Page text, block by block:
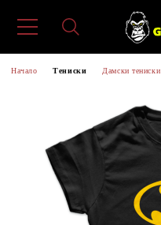
Начало Тениски Дамски тениски